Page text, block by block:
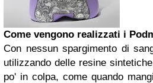
Come vengono realizzati i
Con nessun spargimento di
utilizzando delle resine
po' in colpa, come quando